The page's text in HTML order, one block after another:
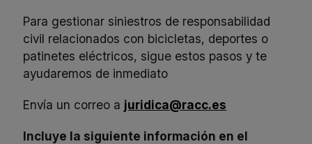
Para gestionar siniestros de responsabilidad
civil relacionados con bicicletas, deportes o
patinetes eléctricos, sigue estos pasos y te
ayudaremos de inmediato
Envía un correo a juridica@racc.es
Incluye la siguiente información en el